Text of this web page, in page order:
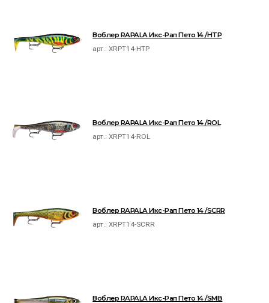
Воблер RAPALA Икс-Рап Пето 14 /HTP
арт.:XRPT14-HTP
Воблер RAPALA Икс-Рап Пето 14 /ROL
арт.:XRPT14-ROL
Воблер RAPALA Икс-Рап Пето 14 /SCRR
арт.:XRPT14-SCRR
Воблер RAPALA Икс-Рап Пето 14 /SMB